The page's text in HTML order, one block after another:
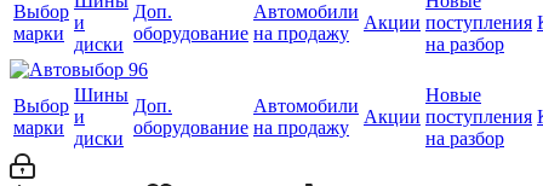
Выбор
марки
и
диски
Доп.
оборудование
Автомобили
на продажу
Акции поступления
на разбор
Выбор
марки
Шины
и
диски
Доп.
оборудование
Автомобили
на продажу
Акции
Новые
поступления
на разбор